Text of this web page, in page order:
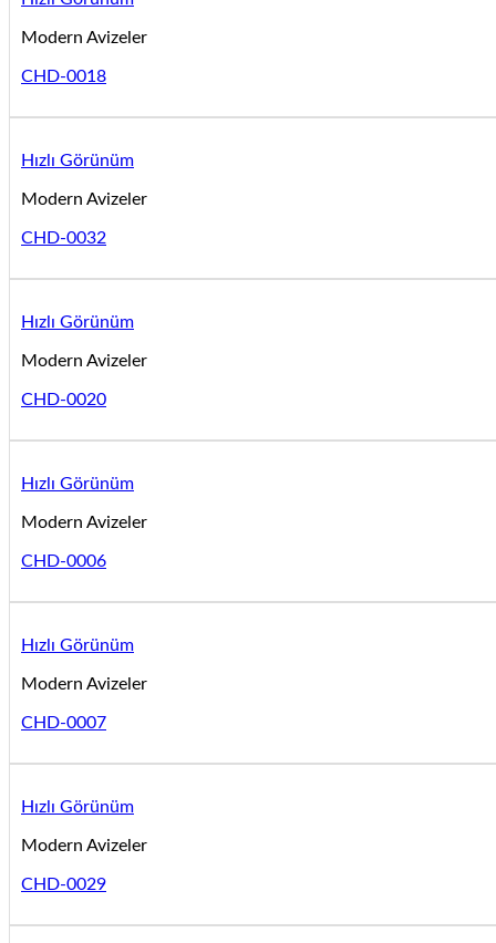
Modern Avizeler
CHD-0018
Hızlı Görünüm
Modern Avizeler
CHD-0032
Hızlı Görünüm
Modern Avizeler
CHD-0020
Hızlı Görünüm
Modern Avizeler
CHD-0006
Hızlı Görünüm
Modern Avizeler
CHD-0007
Hızlı Görünüm
Modern Avizeler
CHD-0029